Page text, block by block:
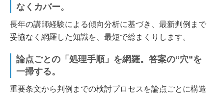
なくカバー。
長年の講師経験による傾向分析に基づき、最新判例まで
妥協なく網羅した知識を、最短で総まくりします。
論点ごとの「処理手順」を網羅。答案の“穴”を
一掃する。
重要条文から判例までの検討プロセスを論点ごとに構造